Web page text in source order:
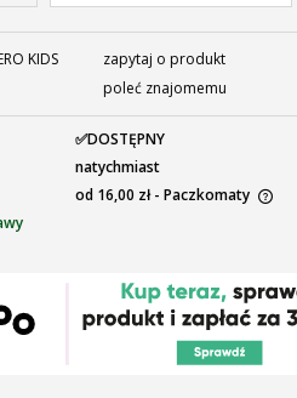
KIDS
zapytaj o produkt
poleć znajomemu
✅DOSTĘPNY
natychmiast
od 16,00 zł - Paczkomaty